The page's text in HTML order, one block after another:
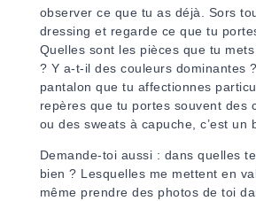
observer ce que tu as déjà. Sors
dressing et regarde ce que tu
Quelles sont les pièces que tu
? Y a-t-il des couleurs dominantes
pantalon que tu affectionnes
repères que tu portes souvent des
ou des sweats à capuche, c’est un
Demande-toi aussi : dans quelles
bien ? Lesquelles me mettent en
même prendre des photos de toi